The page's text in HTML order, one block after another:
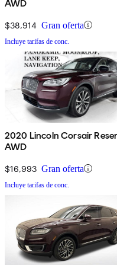
AWD
$38,914 Gran oferta
Incluye tarifas de conc.
2020 Lincoln Corsair
AWD
$16,993 Gran oferta
Incluye tarifas de conc.